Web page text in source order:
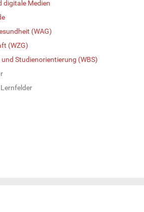
digitale Medien
(WAG)
(WZG)
Studienorientierung (WBS)